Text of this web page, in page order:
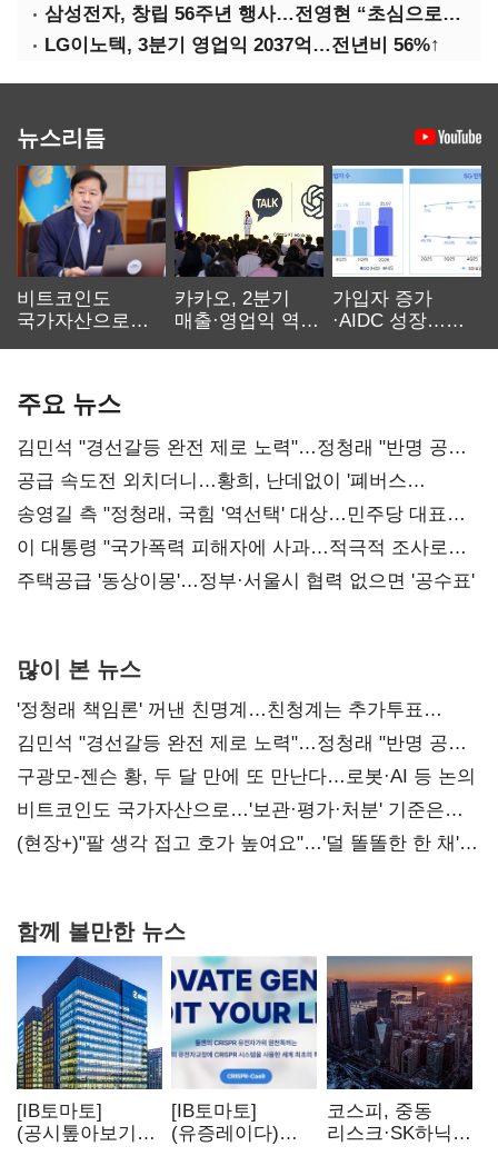
삼성전자, 창립 56주년 행사…전영현 “초심으로 경쟁력 회복해야”
LG이노텍, 3분기 영업익 2037억…전년비 56%↑
뉴스리듬
비트코인도
국가자산으로…'
카카오, 2분기
매출·영업익 역대
가입자 증가
·AIDC 성장…
주요 뉴스
김민석 "경선갈등 완전 제로 노력"…정청래 "반명 공세
사과부터"
공급 속도전 외치더니…황희, 난데없이 '폐버스
리모델링' 제안
송영길 측 "정청래, 국힘 '역선택' 대상…민주당 대표로
총선 지휘 못해"
이 대통령 "국가폭력 피해자에 사과…적극적 조사로
진실 밝혀야"
주택공급 '동상이몽'…정부·서울시 협력 없으면 '공수표'
많이 본 뉴스
'정청래 책임론' 꺼낸 친명계…친청계는 추가투표
때리기
김민석 "경선갈등 완전 제로 노력"…정청래 "반명 공세
사과부터"
구광모-젠슨 황, 두 달 만에 또 만난다…로봇·AI 등 논의
비트코인도 국가자산으로…'보관·평가·처분' 기준은
숙제
(현장+)"팔 생각 접고 호가 높여요"…'덜 똘똘한 한 채'
함께 볼만한 뉴스
[IB토마토]
(공시톺아보기)
[IB토마토]
(유증레이다)
코스피, 중동
리스크·SK하닉